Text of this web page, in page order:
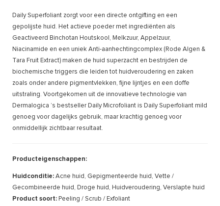
Daily Superfoliant zorgt voor een directe ontgifting en een
gepolijste huid. Het actieve poeder met ingrediënten als
Geactiveerd Binchotan Houtskool, Melkzuur, Appelzuur,
Niacinamide en een uniek Anti-aanhechtingcomplex (Rode Algen &
Tara Fruit Extract) maken de huid superzacht en bestrijden de
biochemische triggers die leiden tot huidveroudering en zaken
zoals onder andere pigmentvlekken, fijne lijntjes en een doffe
uitstraling. Voortgekomen uit de innovatieve technologie van
Dermalogica ’s bestseller Daily Microfoliant is Daily Superfoliant mild
genoeg voor dagelijks gebruik, maar krachtig genoeg voor
onmiddellijk zichtbaar resultaat.
Producteigenschappen:
Huidconditie: Acne huid, Gepigmenteerde huid, Vette /
Gecombineerde huid, Droge huid, Huidveroudering, Verslapte huid
Product soort: Peeling / Scrub / Exfoliant